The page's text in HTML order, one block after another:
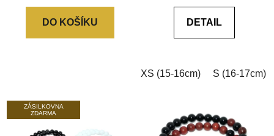
DO KOŠÍKU DETAIL
XS (15-16cm) S (16-17cm)
ZÁSILKOVNA
ZDARMA